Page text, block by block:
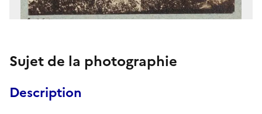
Sujet de la photographie
Description